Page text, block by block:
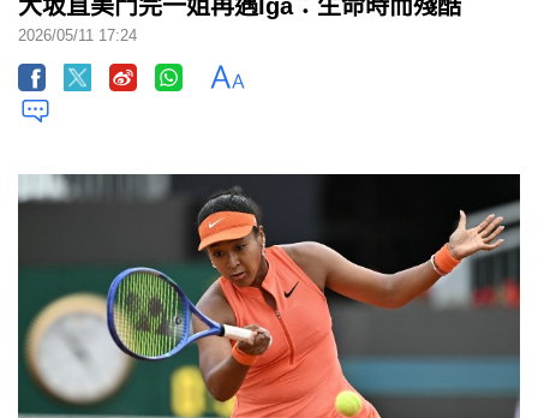
大坂直美鬥完一姐再遇Iga：生命時而殘酷
2026/05/11 17:24